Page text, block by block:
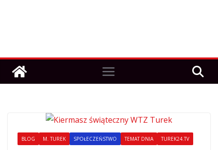
BLOG M. TUREK SPOŁECZEŃSTWO TEMAT DNIA TUREK24.TV